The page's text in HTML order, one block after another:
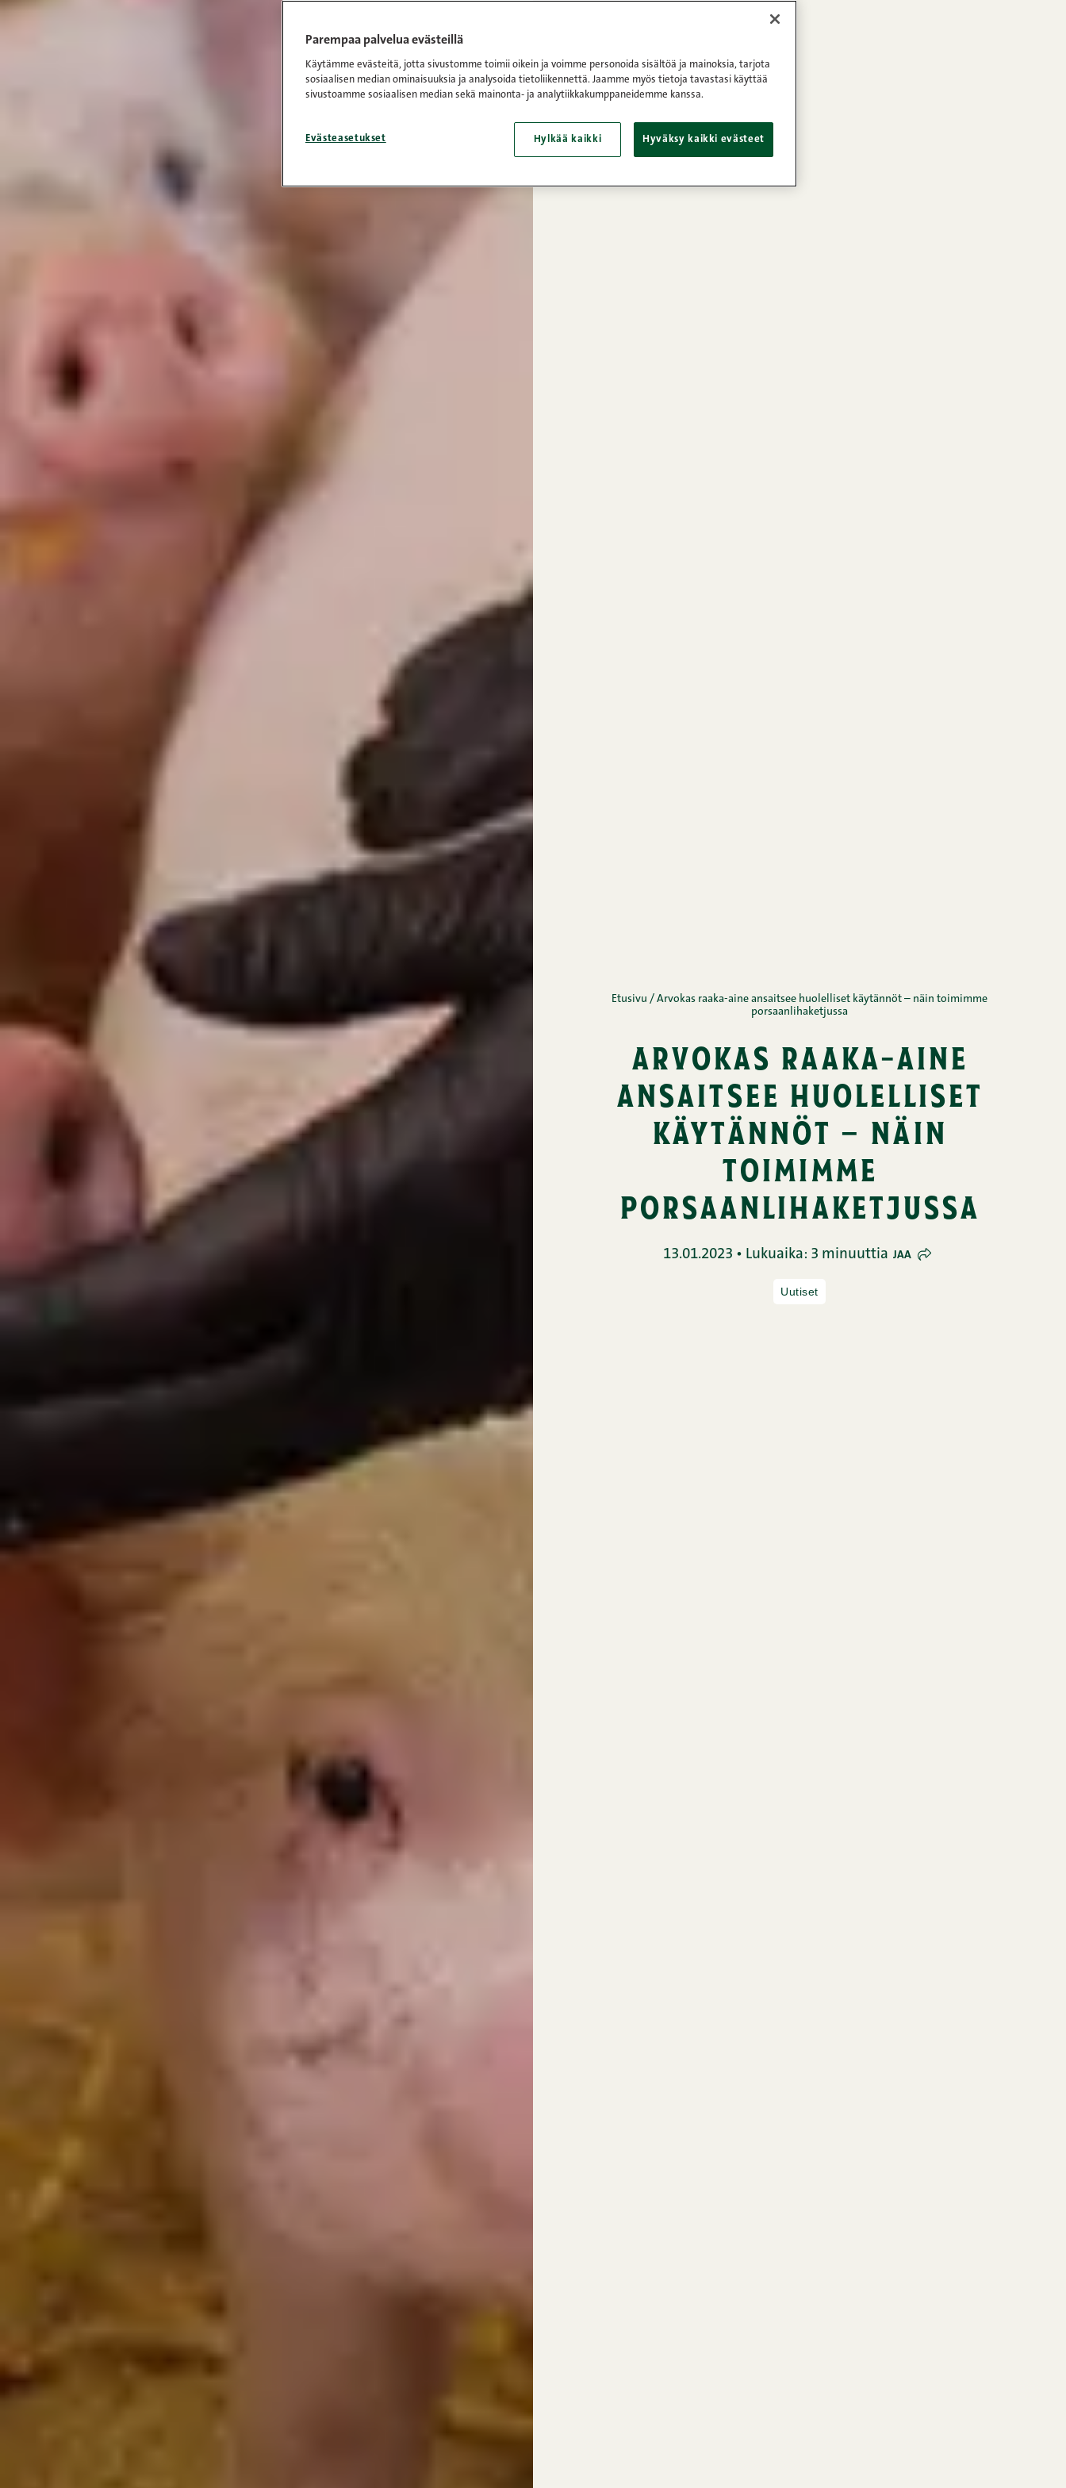
Etusivu / Arvokas raaka-aine ansaitsee huolelliset käytännöt – näin toimimme
porsaanlihaketjussa
arvokas raaka-aine
ansaitsee huolelliset
käytännöt – näin
toimimme
porsaanlihaketjussa
13.01.2023 • Lukuaika: 3 minuuttia JAA
Uutiset
Parempaa palvelua evästeillä
Käytämme evästeitä, jotta sivustomme toimii oikein ja voimme personoida sisältöä ja mainoksia, tarjota
sosiaalisen median ominaisuuksia ja analysoida tietoliikennettä. Jaamme myös tietoja tavastasi käyttää
sivustoamme sosiaalisen median sekä mainonta- ja analytiikkakumppaneidemme kanssa.
Evästeasetukset Hylkää kaikki Hyväksy kaikki evästeet